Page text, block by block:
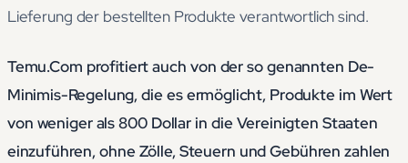
Lieferung der bestellten Produkte verantwortlich sind.
Temu.Com profitiert auch von der so genannten De-
Minimis-Regelung, die es ermöglicht, Produkte im Wert
von weniger als 800 Dollar in die Vereinigten Staaten
einzuführen, ohne Zölle, Steuern und Gebühren zahlen